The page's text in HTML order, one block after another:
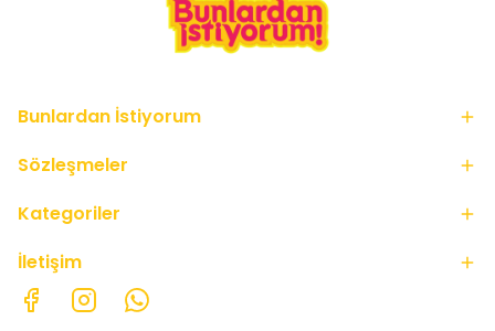
Bunlardan İstiyorum
Sözleşmeler
Kategoriler
İletişim